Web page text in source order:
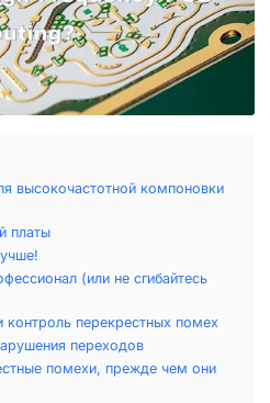
высокочастотной компоновки
платы
(или не сгибайтесь
контроль перекрестных помех
переходов
помехи, прежде чем они